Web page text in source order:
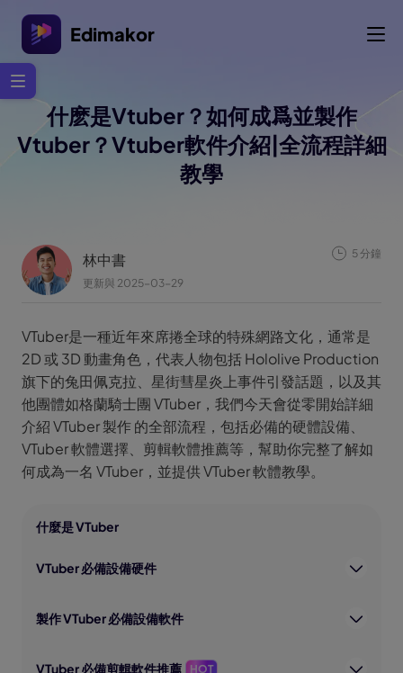
Edimakor
什麽是Vtuber？如何成爲並製作
Vtuber？Vtuber軟件介紹|全流程詳細
教學
林中書
更新與 2025-03-29
5 分鐘
VTuber是一種近年來席捲全球的特殊網路文化，通常是
2D 或 3D 動畫角色，代表人物包括 Hololive Production
旗下的兔田佩克拉、星街彗星炎上事件引發話題，以及其
他團體如格蘭騎士團 VTuber，我們今天會從零開始詳細
介紹 VTuber 製作 的全部流程，包括必備的硬體設備、
VTuber 軟體選擇、剪輯軟體推薦等，幫助你完整了解如
何成為一名 VTuber，並提供 VTuber 軟體教學。
什麼是 VTuber
VTuber 必備設備硬件
製作 VTuber 必備設備軟件
VTuber 必備剪輯軟件推薦 HOT